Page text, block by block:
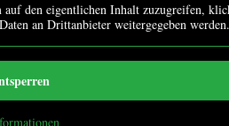
auf den eigentlichen Inhalt zuzugreifen,
an Drittanbieter weitergegeben werden.